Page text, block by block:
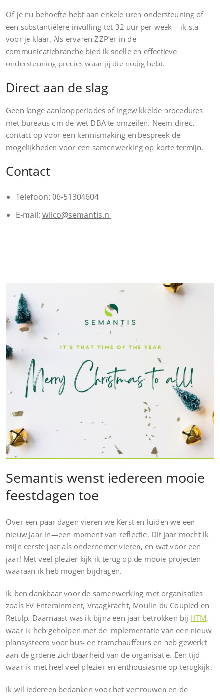
Of je nu behoefte hebt aan enkele uren ondersteuning of
een substantiëlere invulling tot 32 uur per week – ik sta
voor je klaar. Als ervaren ZZP’er in de
communicatiebranche bied ik snelle en effectieve
ondersteuning precies waar jij die nodig hebt.
Direct aan de slag
Geen lange aanloopperiodes of ingewikkelde procedures
met bureaus om de wet DBA te omzeilen. Neem direct
contact op voor een kennismaking en bespreek de
mogelijkheden voor een samenwerking op korte termijn.
Contact
Telefoon: 06-51304604
E-mail: wilco@semantis.nl
Semantis wenst iedereen mooie
feestdagen toe
Over een paar dagen vieren we Kerst en luiden we een
nieuw jaar in—een moment van reflectie. Dit jaar mocht ik
mijn eerste jaar als ondernemer vieren, en wat voor een
jaar! Met veel plezier kijk ik terug op de mooie projecten
waaraan ik heb mogen bijdragen.
Ik ben dankbaar voor de samenwerking met organisaties
zoals EV Enterainment, Vraagkracht, Moulin du Coupied en
Retulp. Daarnaast was ik bijna een jaar betrokken bij HTM,
waar ik heb geholpen met de implementatie van een nieuw
plansysteem voor bus- en tramchauffeurs en heb gewerkt
aan de groene zichtbaarheid van de organisatie. Een tijd
waar ik met heel veel plezier en enthousiasme op terugkijk.
Ik wil iedereen bedanken voor het vertrouwen en de